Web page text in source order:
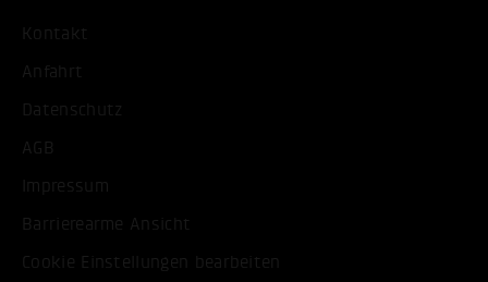
Kontakt
Anfahrt
Datenschutz
AGB
Impressum
Barrierearme Ansicht
Cookie Einstellungen bearbeiten